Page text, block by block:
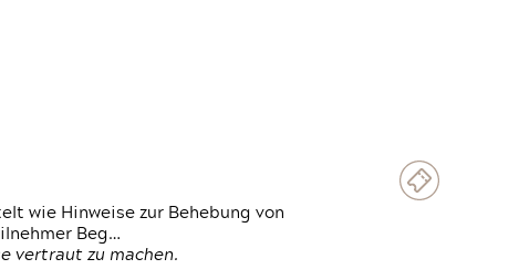
wie Hinweise zur Behebung von
Beg…
vertraut zu machen.